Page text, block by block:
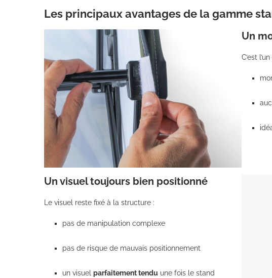
Les principaux avantages de la gamme
Un
C’est
Un visuel toujours bien positionné
Le visuel reste fixé à la structure :
pas de manipulation complexe
pas de risque de mauvais positionnement
un visuel parfaitement tendu une fois le stand